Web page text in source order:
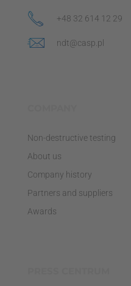
+48 32 614 12 29
ndt@casp.pl
Non-destructive testing
About us
Company history
Partners and suppliers
Awards